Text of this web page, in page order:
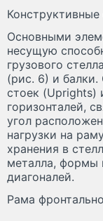
Основными
несущую
грузового
(рис. 6) и
стоек (Uprights)
горизонталей,
угол
нагрузки на
хранения в
металла, формы
диагоналей.
Рама